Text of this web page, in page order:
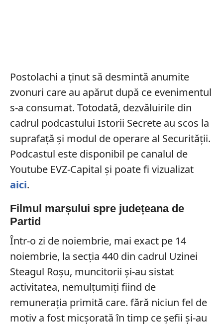
Postolachi a ținut să desmintă anumite
zvonuri care au apărut după ce evenimentul
s-a consumat. Totodată, dezvăluirile din
cadrul podcastului Istorii Secrete au scos la
suprafață și modul de operare al Securității.
Podcastul este disponibil pe canalul de
Youtube EVZ-Capital și poate fi vizualizat
aici.
Filmul marșului spre județeana de
Partid
Într-o zi de noiembrie, mai exact pe 14
noiembrie, la secția 440 din cadrul Uzinei
Steagul Roșu, muncitorii și-au sistat
activitatea, nemulțumiți fiind de
remunerația primită care. fără niciun fel de
motiv a fost micșorată în timp ce șefii și-au